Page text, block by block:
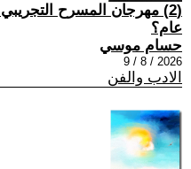
(2) مهرجان المسرح
عام؟
حسام موسي
2026 / 8 / 9
الادب والفن